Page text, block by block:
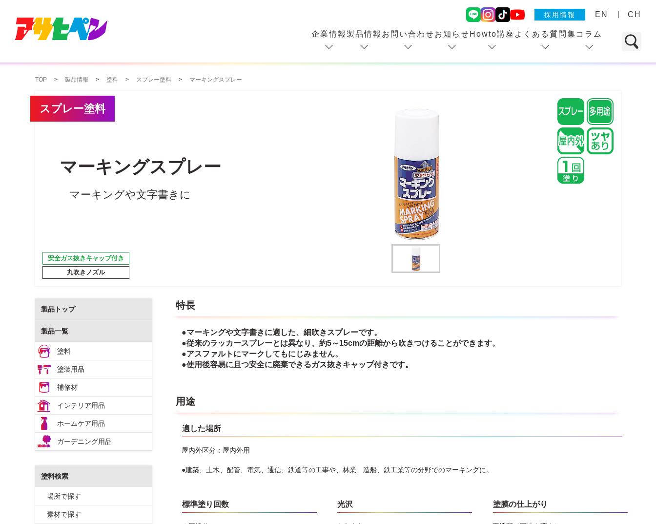
採用情報 EN CH
企業情報 製品情報 お問い合わせお知らせ Howto講座 よくある質問集 コラム
TOP 製品情報 塗料 スプレー塗料 マーキングスプレー
スプレー塗料
マーキングスプレー
マーキングや文字書きに
安全ガス抜きキャップ付き
丸吹きノズル
特長
●マーキングや文字書きに適した、細吹きスプレーです。
●従来のラッカースプレーとは異なり、約5～15cmの距離から吹きつけることができます。
●アスファルトにマークしてもにじみません。
●使用後容易に且つ安全に廃棄できるガス抜きキャップ付きです。
用途
適した場所
屋内外区分：屋内外用
●建築、土木、配管、電気、通信、鉄道等の工事や、林業、造船、鉄工業等の分野でのマーキングに。
標準塗り回数 光沢 塗膜の仕上がり
製品トップ
製品一覧
塗料
塗装用品
補修材
インテリア用品
ホームケア用品
ガーデニング用品
塗料検索
場所で探す
素材で探す